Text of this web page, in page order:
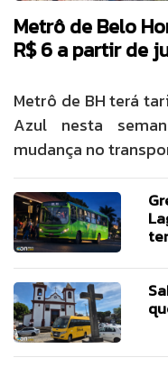
Metrô de Belo
R$ 6 a partir de
Metrô de BH terá
Azul nesta
mudança no